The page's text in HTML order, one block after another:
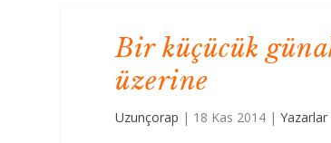
Bir küçücük
üzerine
Uzunçorap | 18 Kas 2014 |Yazarlar